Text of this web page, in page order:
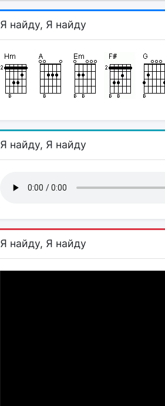
Я найду, Я найду
Я найду, Я найду
Я найду, Я найду